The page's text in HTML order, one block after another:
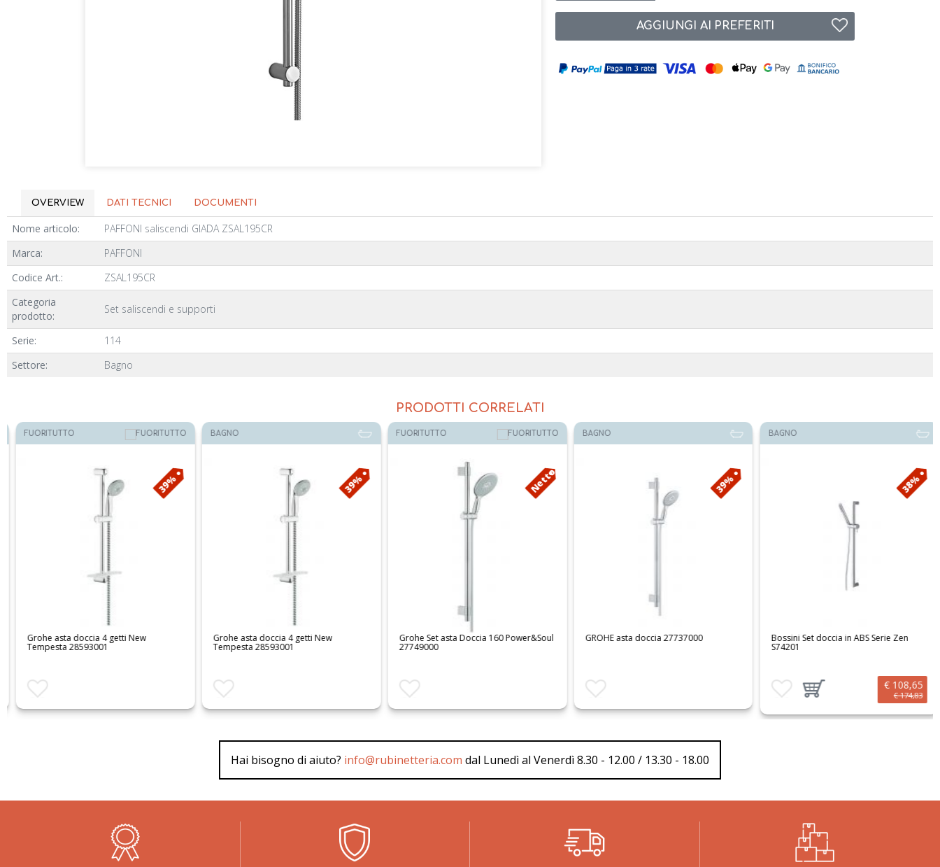
AGGIUNGI AI PREFERITI
OVERVIEW DATI TECNICI DOCUMENTI
Nome articolo:
PAFFONI saliscendi GIADA ZSAL195CR
Marca:
PAFFONI
Codice Art.:
ZSAL195CR
Categoria
prodotto:
Set saliscendi e supporti
Serie:
114
Settore:
Bagno
PRODOTTI CORRELATI
FUORITUTTO
39%
Grohe asta doccia 4 getti New
Tempesta 28593001
Aggiungi ai preferiti
BAGNO
39%
Grohe asta doccia 4 getti New
Tempesta 28593001
Aggiungi ai preferiti
FUORITUTTO
Netto
Grohe Set asta Doccia 160 Power&Soul
27749000
Aggiungi ai preferiti
BAGNO
39%
GROHE asta doccia 27737000
Aggiungi ai preferiti
BAGNO
38%
Bossini Set doccia in ABS Serie Zen
S74201
Aggiungi ai preferiti
Aggiungi prodotto al carrello
€ 108,65
€ 174,83
Hai bisogno di aiuto? info@rubinetteria.com dal Lunedì al Venerdì 8.30 - 12.00 / 13.30 - 18.00